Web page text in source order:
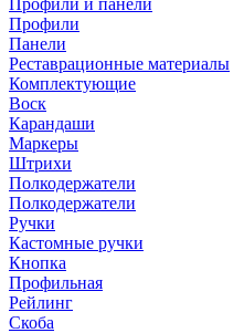
Профили и панели
Профили
Панели
Реставрационные материалы
Комплектующие
Воск
Карандаши
Маркеры
Штрихи
Полкодержатели
Полкодержатели
Ручки
Кастомные ручки
Кнопка
Профильная
Рейлинг
Скоба